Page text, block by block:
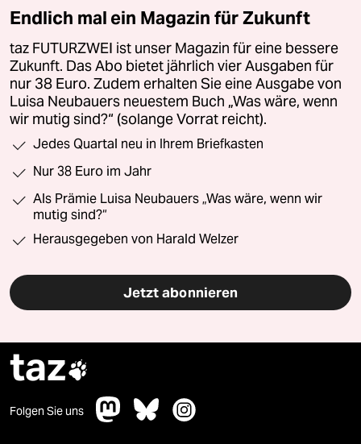
Endlich mal ein Magazin für Zukunft
taz FUTURZWEI ist unser Magazin für eine bessere
Zukunft. Das Abo bietet jährlich vier Ausgaben für
nur 38 Euro. Zudem erhalten Sie eine Ausgabe von
Luisa Neubauers neuestem Buch „Was wäre, wenn
wir mutig sind?“ (solange Vorrat reicht).
Jedes Quartal neu in Ihrem Briefkasten
Nur 38 Euro im Jahr
Als Prämie Luisa Neubauers „Was wäre, wenn wir
mutig sind?“
Herausgegeben von Harald Welzer
Jetzt abonnieren
taz
Folgen Sie uns